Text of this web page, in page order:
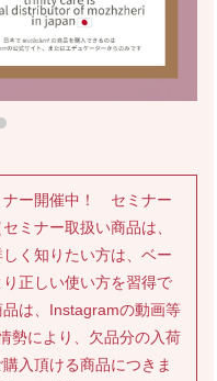
ナー開催中！ セミナー
ミナー取扱い商品は、
く知りたい方は、ベー
正しい使い方を習得で
は、Instagramの動画等
勢により、欠品分の入荷
入頂ける商品につきま